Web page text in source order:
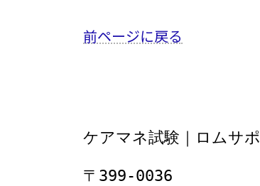
前ページに戻る
ケアマネ試験｜ロムサポ
〒399-0036